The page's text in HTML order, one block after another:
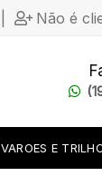
Não é
VAROES E